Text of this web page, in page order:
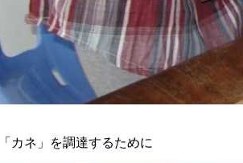
カネ」を調達するために